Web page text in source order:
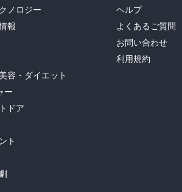
ノロジー
報
容・ダイエット
ー
ドア
ト
ヘルプ
よくあるご質問
お問い合わせ
利用規約